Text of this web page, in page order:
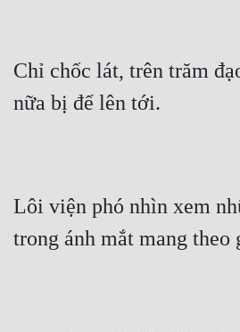
Chỉ chốc lát, trên trăm
nữa bị để lên tới.
Lôi viện phó nhìn xem
trong ánh mắt mang theo